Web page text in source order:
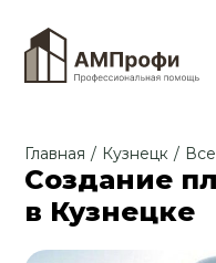
Главная / Кузнецк /
Создание
в Кузнецке